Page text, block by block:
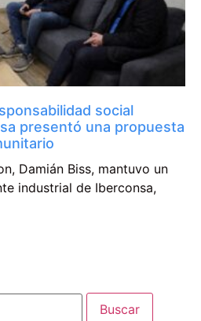
social
presentó una propuesta
Damián Biss, mantuvo un
industrial de Iberconsa,